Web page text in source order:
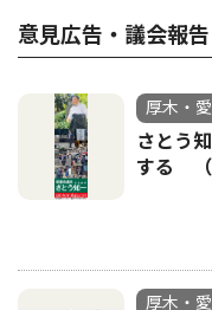
意見広告・議会報告
厚木・
さとう
する （
厚木・